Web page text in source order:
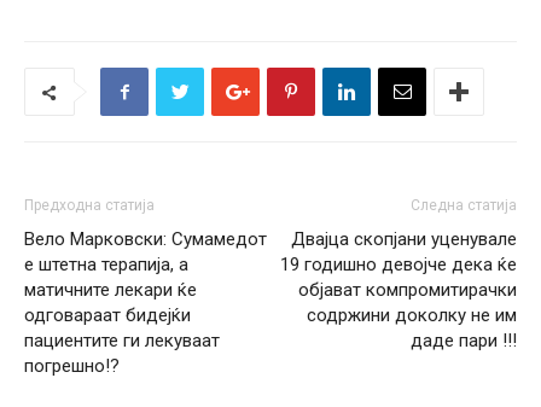
Предходна статија
Вело Марковски: Сумамедот
е штетна терапија, а
матичните лекари ќе
одговараат бидејќи
пациентите ги лекуваат
погрешно!?
Следна статија
Двајца скопјани уценувале
19 годишно девојче дека ќе
објават компромитирачки
содржини доколку не им
даде пари !!!